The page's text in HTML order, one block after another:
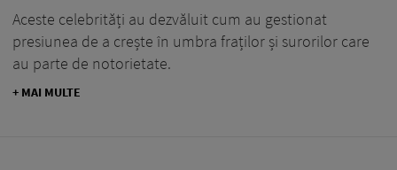
Aceste celebrități au dezvăluit cum au gestionat
presiunea de a crește în umbra fraților și surorilor care
au parte de notorietate.
+ MAI MULTE